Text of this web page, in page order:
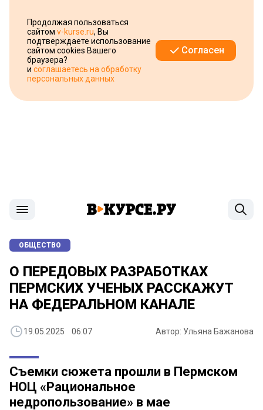
Продолжая пользоваться
сайтом v-kurse.ru, Вы
подтверждаете использование
сайтом cookies Вашего
браузера?
и соглашаетесь на обработку
персональных данных
Согласен
ОБЩЕСТВО
О ПЕРЕДОВЫХ РАЗРАБОТКАХ
ПЕРМСКИХ УЧЕНЫХ РАССКАЖУТ
НА ФЕДЕРАЛЬНОМ КАНАЛЕ
19.05.2025 06:07 Автор: Ульяна Бажанова
Съемки сюжета прошли в Пермском
НОЦ «Рациональное
недропользование» в мае